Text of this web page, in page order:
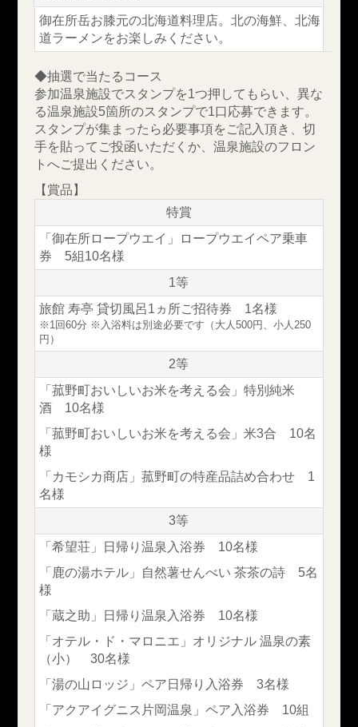
御在所岳お膝元の北海道料理店。北の海鮮、北海
道ラーメンをお楽しみください。
◆抽選で当たるコース
参加温泉施設でスタンプを1つ押してもらい、異な
る温泉施設5箇所のスタンプで1口応募できます。
スタンプが集まったら必要事項をご記入頂き、切
手を貼ってご投函いただくか、温泉施設のフロン
トへご提出ください。
【賞品】
特賞
「御在所ロープウエイ」ロープウエイペア乗車
券 5組10名様
1等
旅館 寿亭 貸切風呂1ヵ所ご招待券 1名様
※1回60分 ※入浴料は別途必要です（大人500円、小人250
円）
2等
「菰野町おいしいお米を考える会」特別純米
酒 10名様
「菰野町おいしいお米を考える会」米3合 10名
様
「カモシカ商店」菰野町の特産品詰め合わせ 1
名様
3等
「希望荘」日帰り温泉入浴券 10名様
「鹿の湯ホテル」自然薯せんべい 茶茶の詩 5名
様
「蔵之助」日帰り温泉入浴券 10名様
「オテル・ド・マロニエ」オリジナル 温泉の素
（小） 30名様
「湯の山ロッジ」ペア日帰り入浴券 3名様
「アクアイグニス片岡温泉」ペア入浴券 10組